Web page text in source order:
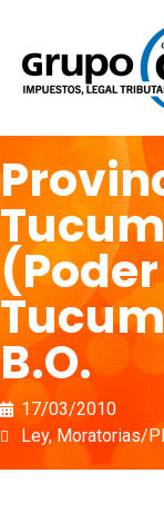
B.O.
17/03/2010
Ley,Moratorias/